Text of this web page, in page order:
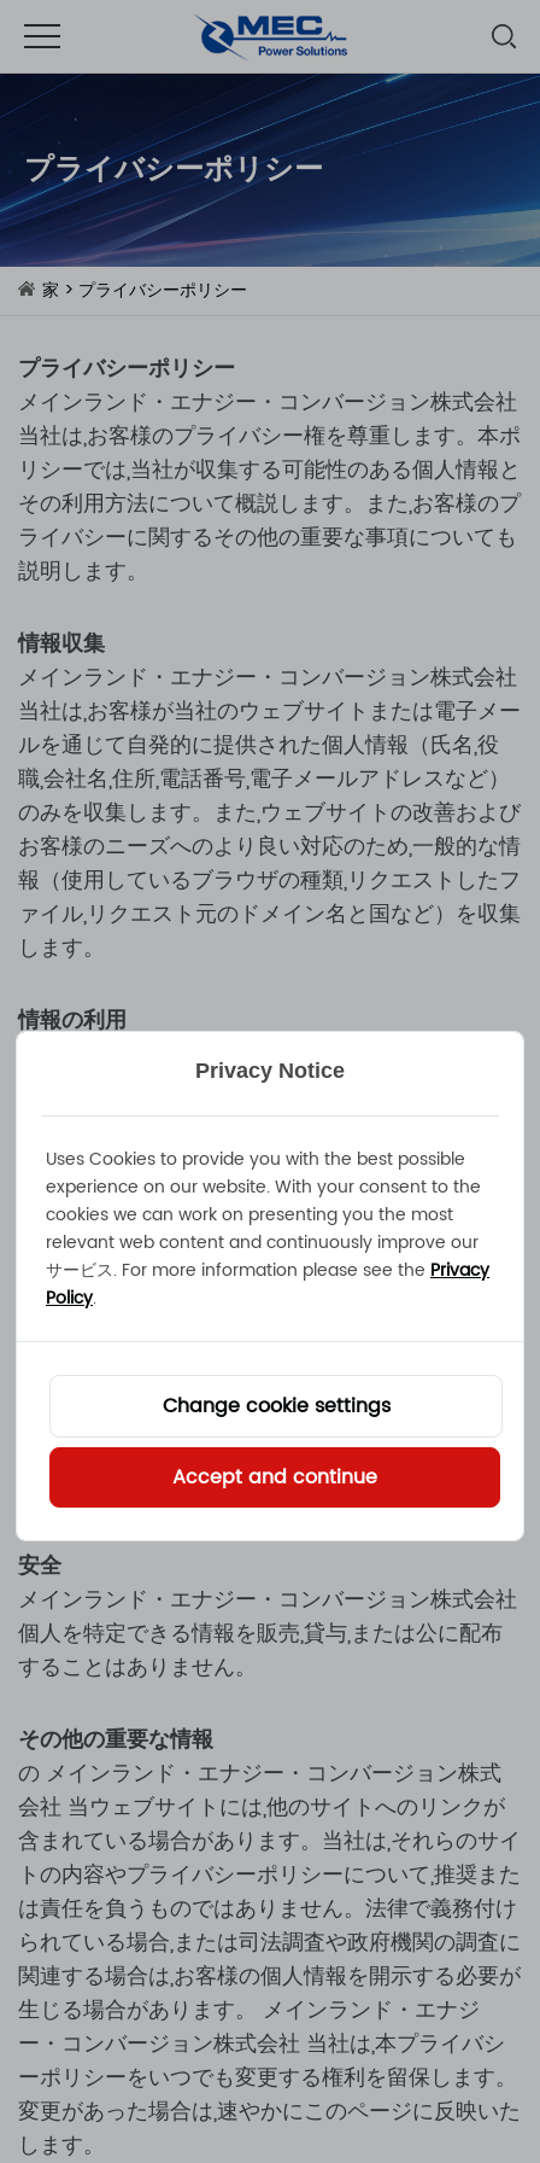
プライバシーポリシー
家 > プライバシーポリシー
プライバシーポリシー
メインランド・エナジー・コンバージョン株式会社
当社は,お客様のプライバシー権を尊重します。本ポ
リシーでは,当社が収集する可能性のある個人情報と
その利用方法について概説します。また,お客様のプ
ライバシーに関するその他の重要な事項についても
説明します。
情報収集
メインランド・エナジー・コンバージョン株式会社
当社は,お客様が当社のウェブサイトまたは電子メー
ルを通じて自発的に提供された個人情報（氏名,役
職,会社名,住所,電話番号,電子メールアドレスなど）
のみを収集します。また,ウェブサイトの改善および
お客様のニーズへのより良い対応のため,一般的な情
報（使用しているブラウザの種類,リクエストしたフ
ァイル,リクエスト元のドメイン名と国など）を収集
します。
情報の利用
個人を特定できる情報を収集する前に,お客様のデー
タの利用目的についてご説明いたします。お客様か
らご提供いただいた情報は,以下の目的で使用されま
す。メインランド・エナジー・コンバージョン株
式会社お客様のご要望にお応えするため,認可され
た第三者が利用される場合があります。 メインラ
ンド・エナジー・コンバージョン株式会社にこの
ような情報を収集,追跡,処理します。個人情報を提
を削除または変更をご希望の場合
は,sales@mec.hkまでご連絡ください。お客様の
ご要望にお応えできるよう,合理的な努力をいたしま
す。
安全
メインランド・エナジー・コンバージョン株式会社
個人を特定できる情報を販売,貸与,または公に配布
することはありません。
その他の重要な情報
の メインランド・エナジー・コンバージョン株式
会社 当ウェブサイトには,他のサイトへのリンクが
含まれている場合があります。当社は,それらのサイ
トの内容やプライバシーポリシーについて,推奨また
は責任を負うものではありません。法律で義務付け
られている場合,または司法調査や政府機関の調査に
関連する場合は,お客様の個人情報を開示する必要が
生じる場合があります。 メインランド・エナジ
ー・コンバージョン株式会社 当社は,本プライバシ
ーポリシーをいつでも変更する権利を留保します。
変更があった場合は,速やかにこのページに反映いた
します。
Privacy Notice
Uses Cookies to provide you with the best possible
experience on our website. With your consent to the
cookies we can work on presenting you the most
relevant web content and continuously improve our
サービス. For more information please see the Privacy
Policy.
Change cookie settings
Accept and continue